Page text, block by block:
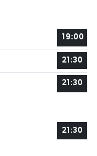
19:00
21:30
21:30
21:30